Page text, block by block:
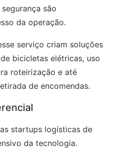
são
da operação.
serviço criam soluções
bicicletas elétricas, uso
roteirização e até
de encomendas.
startups logísticas de
da tecnologia.